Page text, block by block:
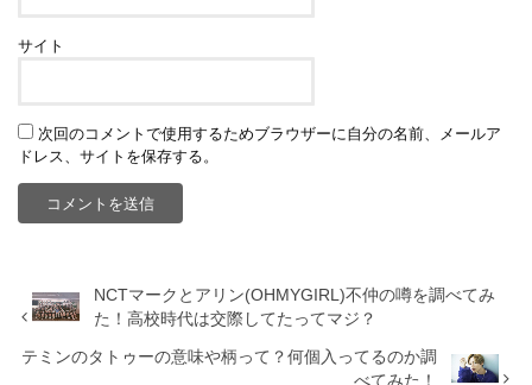
サイト
次回のコメントで使用するためブラウザーに自分の名前、メールア
ドレス、サイトを保存する。
NCTマークとアリン(OHMYGIRL)不仲の噂を調べてみ
た！高校時代は交際してたってマジ？
テミンのタトゥーの意味や柄って？何個入ってるのか調
べてみた！